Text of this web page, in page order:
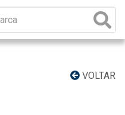
VOLTAR